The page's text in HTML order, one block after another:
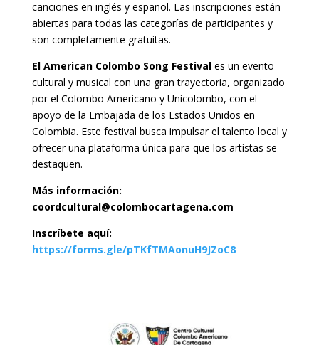
canciones en inglés y español. Las inscripciones están
abiertas para todas las categorías de participantes y
son completamente gratuitas.
El American Colombo Song Festivales un evento
cultural y musical con una gran trayectoria, organizado
por el Colombo Americano y Unicolombo, con el
apoyo de la Embajada de los Estados Unidos en
Colombia. Este festival busca impulsar el talento local y
ofrecer una plataforma única para que los artistas se
destaquen.
Más información:
coordcultural@colombocartagena.com
Inscríbete aquí:
https://forms.gle/pTKfTMAonuH9JZoC8